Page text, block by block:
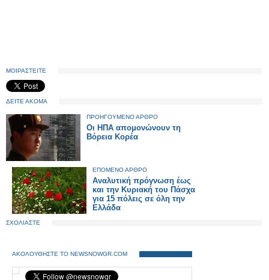
ΜΟΙΡΑΣΤΕΙΤΕ
ΔΕΙΤΕ ΑΚΟΜΑ
ΠΡΟΗΓΟΥΜΕΝΟ ΑΡΘΡΟ
Οι ΗΠΑ απομονώνουν τη
Βόρεια Κορέα
ΕΠΟΜΕΝΟ ΑΡΘΡΟ
Αναλυτική πρόγνωση έως
και την Κυριακή του Πάσχα
για 15 πόλεις σε όλη την
Ελλάδα
ΣΧΟΛΙΑΣΤΕ
ΑΚΟΛΟΥΘΗΣΤΕ ΤΟ NEWSNOWGR.COM